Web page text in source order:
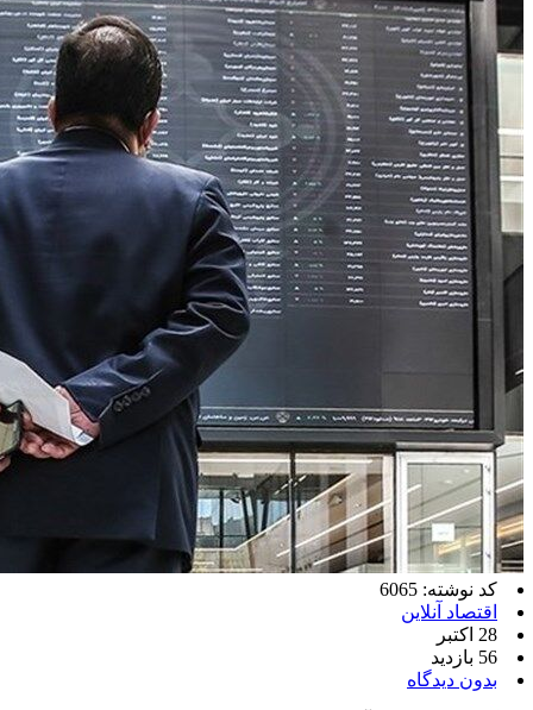
کد نوشته: 6065
اقتصاد آنلاین
28 اکتبر
56 بازدید
بدون دیدگاه